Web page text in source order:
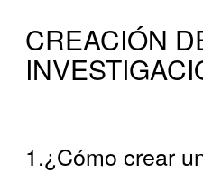
CREACIÓN
1.¿Cómo crear